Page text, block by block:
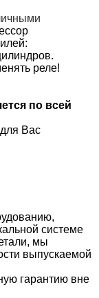
реле!
по всей
Вас
системе
мы
выпускаемой
гарантию вне